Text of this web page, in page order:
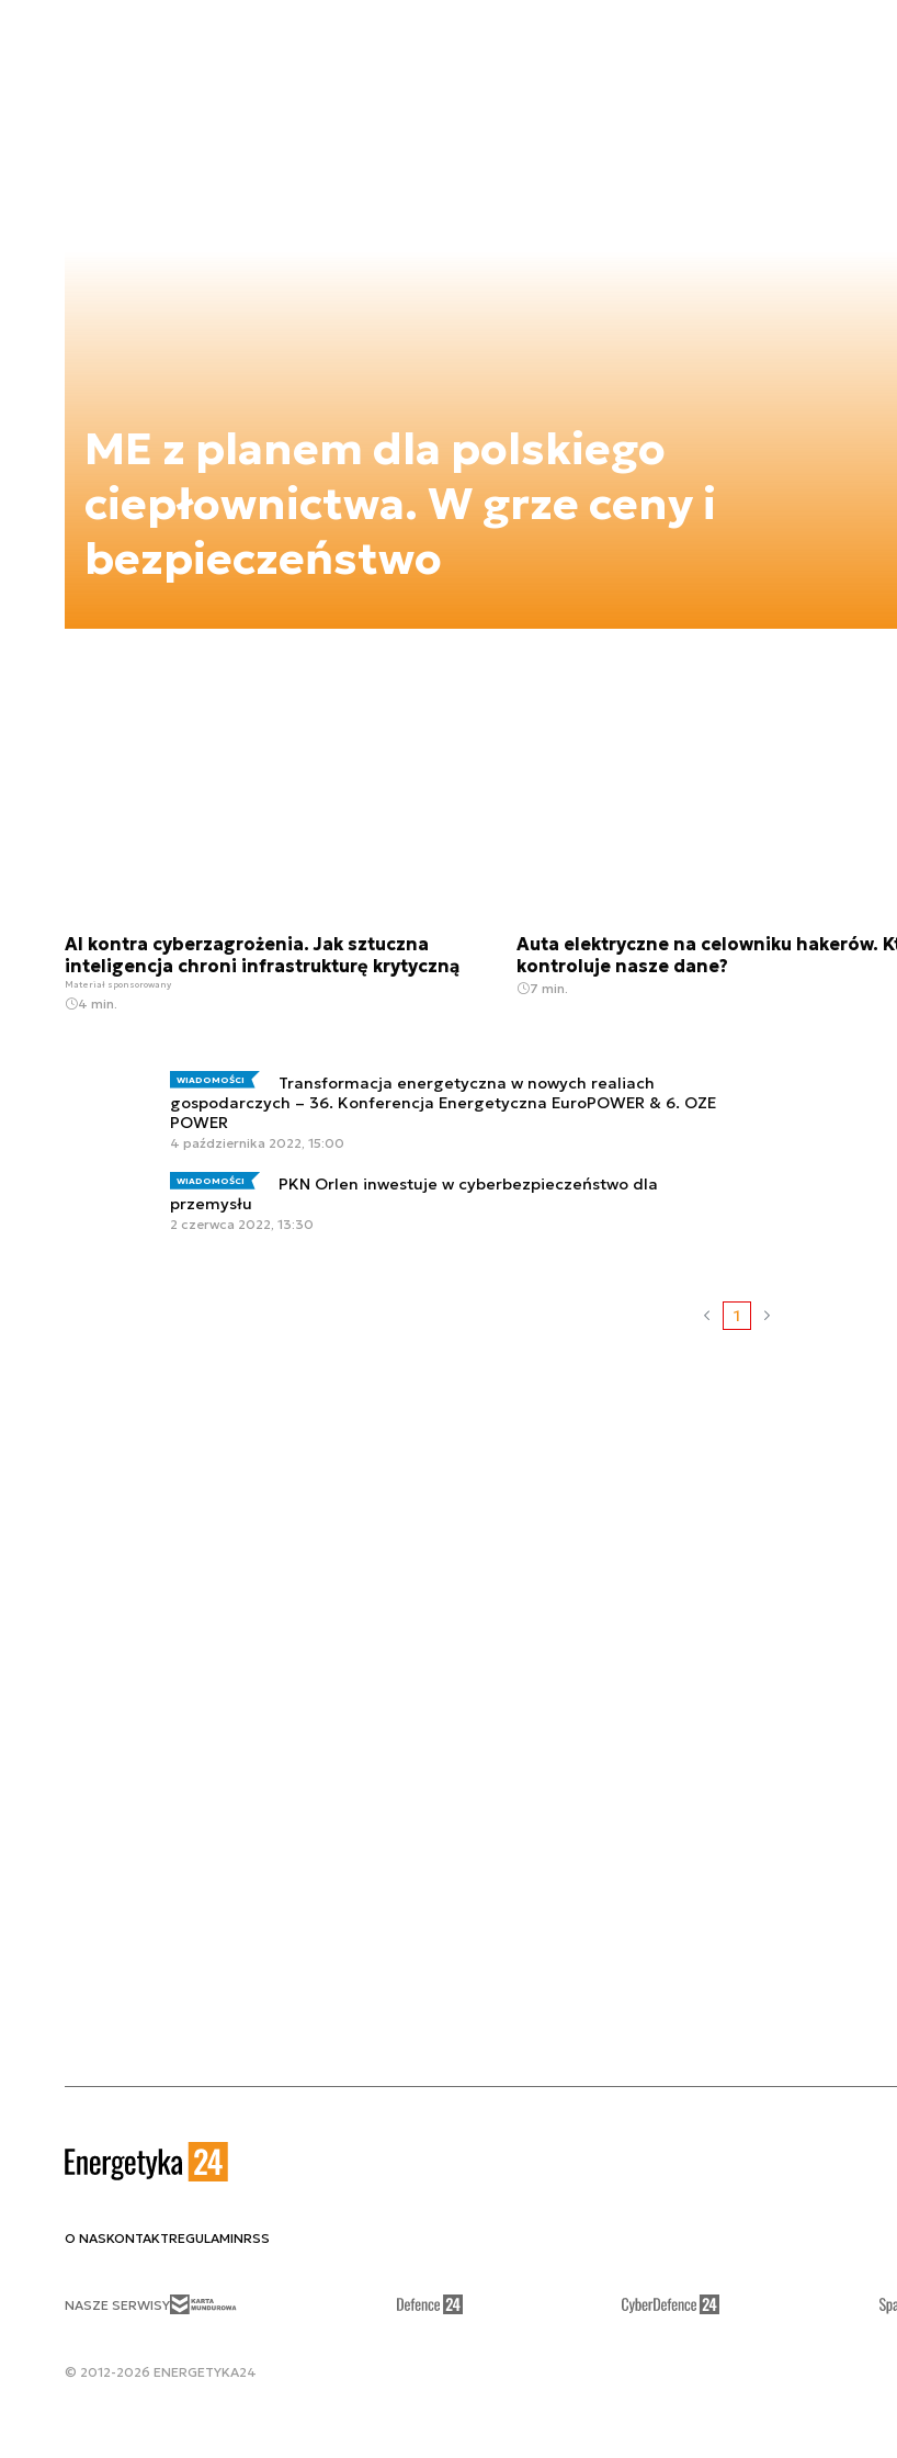
ME z planem dla polskiego
ciepłownictwa. W grze ceny i
bezpieczeństwo
AI kontra cyberzagrożenia. Jak sztuczna
inteligencja chroni infrastrukturę krytyczną
Materiał sponsorowany
4 min.
Auta elektryczne na celowniku hakerów.
kontroluje nasze dane?
7 min.
WIADOMOŚCI
Transformacja energetyczna w nowych realiach
gospodarczych – 36. Konferencja Energetyczna EuroPOWER & 6. OZE
POWER
4 października 2022, 15:00
WIADOMOŚCI
PKN Orlen inwestuje w cyberbezpieczeństwo dla
przemysłu
2 czerwca 2022, 13:30
1
O NASKONTAKTREGULAMINRSS
NASZE SERWISY
© 2012-2026 ENERGETYKA24